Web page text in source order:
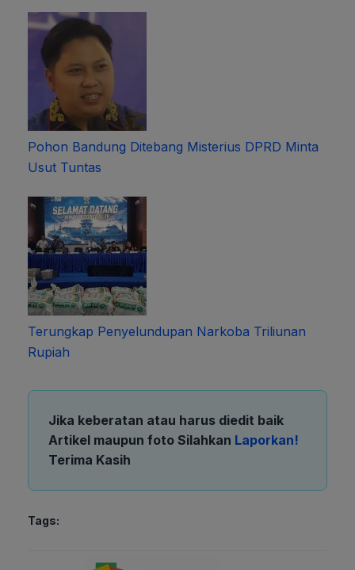
Pohon Bandung Ditebang Misterius DPRD Minta
Usut Tuntas
Terungkap Penyelundupan Narkoba Triliunan
Rupiah
Jika keberatan atau harus diedit baik
Artikel maupun foto Silahkan Laporkan!
Terima Kasih
Tags: